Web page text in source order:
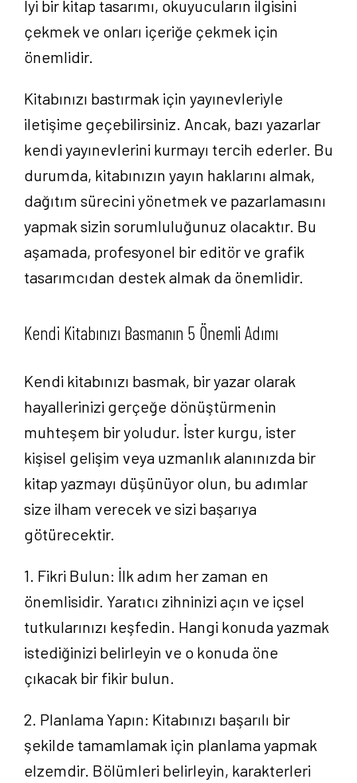
İyi bir kitap tasarımı, okuyucuların ilgisini
çekmek ve onları içeriğe çekmek için
önemlidir.
Kitabınızı bastırmak için yayınevleriyle
iletişime geçebilirsiniz. Ancak, bazı yazarlar
kendi yayınevlerini kurmayı tercih ederler. Bu
durumda, kitabınızın yayın haklarını almak,
dağıtım sürecini yönetmek ve pazarlamasını
yapmak sizin sorumluluğunuz olacaktır. Bu
aşamada, profesyonel bir editör ve grafik
tasarımcıdan destek almak da önemlidir.
Kendi Kitabınızı Basmanın 5 Önemli Adımı
Kendi kitabınızı basmak, bir yazar olarak
hayallerinizi gerçeğe dönüştürmenin
muhteşem bir yoludur. İster kurgu, ister
kişisel gelişim veya uzmanlık alanınızda bir
kitap yazmayı düşünüyor olun, bu adımlar
size ilham verecek ve sizi başarıya
götürecektir.
1. Fikri Bulun: İlk adım her zaman en
önemlisidir. Yaratıcı zihninizi açın ve içsel
tutkularınızı keşfedin. Hangi konuda yazmak
istediğinizi belirleyin ve o konuda öne
çıkacak bir fikir bulun.
2. Planlama Yapın: Kitabınızı başarılı bir
şekilde tamamlamak için planlama yapmak
elzemdir. Bölümleri belirleyin, karakterleri